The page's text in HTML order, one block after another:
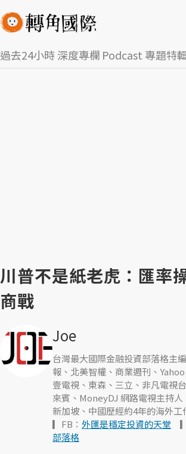
過去24小時深度專欄 Podcast 專題特
川普不是紙老虎：匯率
商戰
Joe
台灣最大國際金融投資部落格主
報、北美智權、商業週刊、
壹電視、東森、三立、非凡電視
來賓、MoneyDJ 網路電視主持人
新加坡、中國歷經約4年的海外工
▎FB： 外匯是穩定投資的天堂
部落格